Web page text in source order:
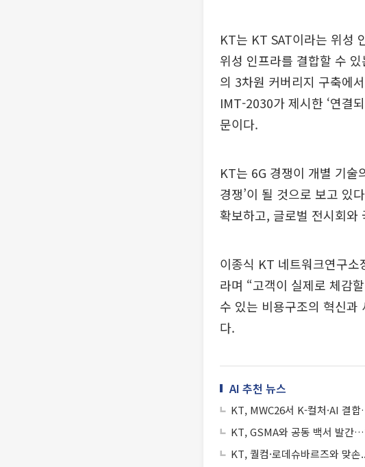
KT는 KT SAT이라는 위성
위성 인프라를 결합할 수
의 3차원 커버리지 구축에
IMT-2030가 제시한 ‘연결
문이다.
KT는 6G 경쟁이 개별 기술
경쟁’이 될 것으로 보고 있
확보하고, 글로벌 전시회와
이종식 KT 네트워크연구소
라며 “고객이 실제로 체감
수 있는 비용구조의 혁신과
다.
AI 추천 뉴스
KT, MWC26서 K-컬처·AI 결
KT, GSMA와 공동 백서 발간
KT, 퀄컴·로데슈바르즈와 맞